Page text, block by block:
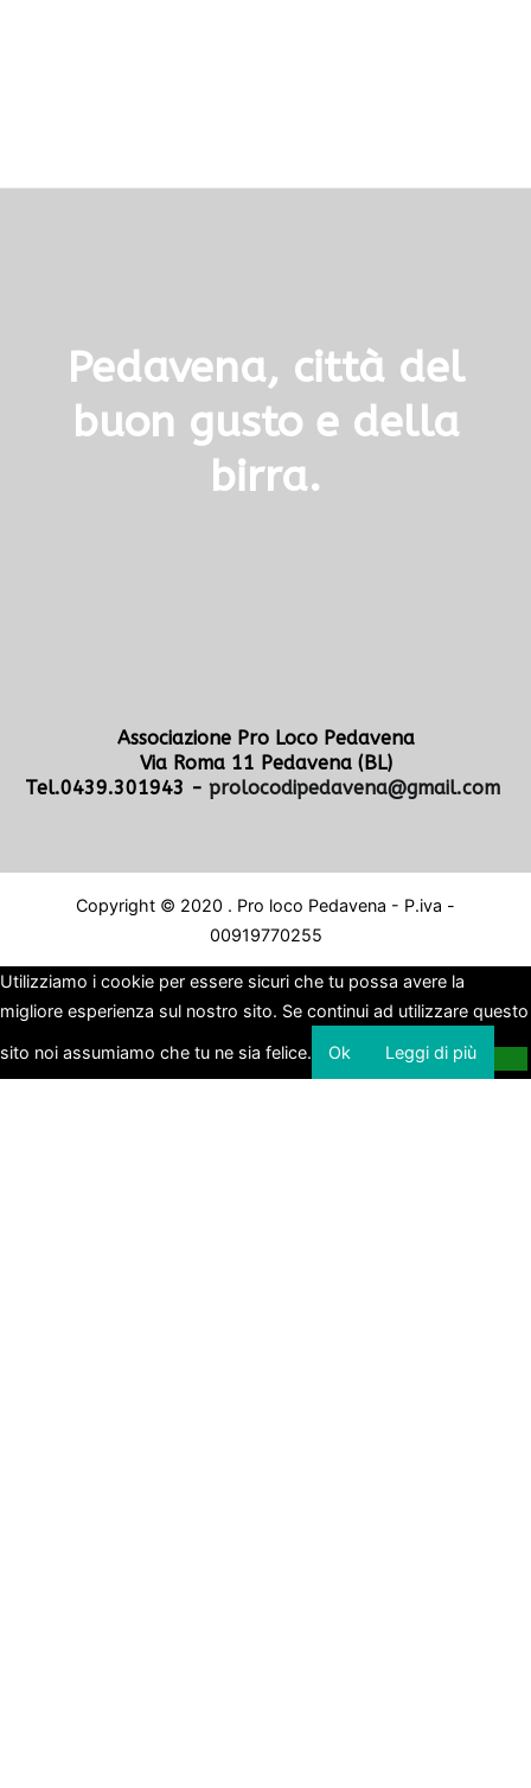
Pedavena, città del
buon gusto e della
birra.
Associazione Pro Loco Pedavena
Via Roma 11 Pedavena (BL)
Tel.0439.301943 - prolocodipedavena@gmail.com
Copyright © 2020 . Pro loco Pedavena - P.iva -
00919770255
Utilizziamo i cookie per essere sicuri che tu possa avere la
migliore esperienza sul nostro sito. Se continui ad utilizzare questo
sito noi assumiamo che tu ne sia felice. Ok Leggi di più